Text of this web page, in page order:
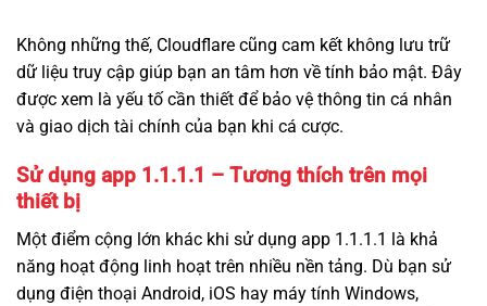
Không những thế, Cloudflare cũng cam kết không lưu trữ
dữ liệu truy cập giúp bạn an tâm hơn về tính bảo mật. Đây
được xem là yếu tố cần thiết để bảo vệ thông tin cá nhân
và giao dịch tài chính của bạn khi cá cược.
Sử dụng app 1.1.1.1 – Tương thích trên mọi
thiết bị
Một điểm cộng lớn khác khi sử dụng app 1.1.1.1 là khả
năng hoạt động linh hoạt trên nhiều nền tảng. Dù bạn sử
dụng điện thoại Android, iOS hay máy tính Windows,